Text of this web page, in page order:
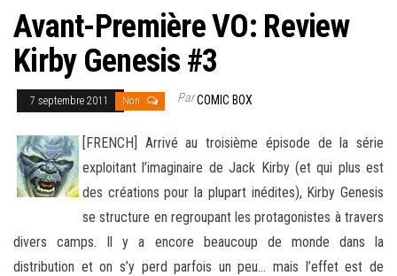
Avant-Première VO: Review
Kirby Genesis #3
7 septembre 2011 Non ParCOMIC BOX
[FRENCH] Arrivé au troisième épisode de la série
exploitant l’imaginaire de Jack Kirby (et qui plus est
des créations pour la plupart inédites), Kirby Genesis
se structure en regroupant les protagonistes à travers
divers camps. Il y a encore beaucoup de monde dans la
distribution et on s’y perd parfois un peu… mais l’effet est de